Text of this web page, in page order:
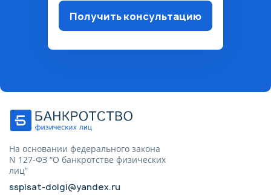
Получить консультацию
заполните поля, согласитесь на
На основании федерального закона
N 127-ФЗ “О банкротстве физических
лиц”
sspisat-dolgi@yandex.ru